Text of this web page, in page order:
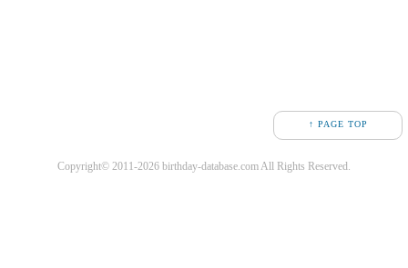
↑ PAGE TOP
Copyright© 2011-2026 birthday-database.com All Rights Reserved.